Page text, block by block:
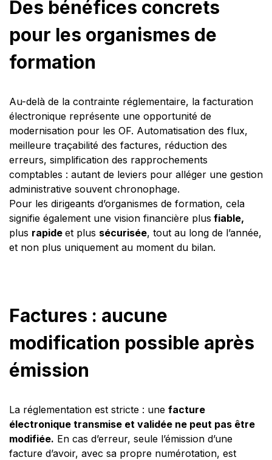
Des bénéfices concrets
pour les organismes de
formation
Au-delà de la contrainte réglementaire, la facturation
électronique représente une opportunité de
modernisation pour les OF. Automatisation des flux,
meilleure traçabilité des factures, réduction des
erreurs, simplification des rapprochements
comptables : autant de leviers pour alléger une gestion
administrative souvent chronophage.
Pour les dirigeants d’organismes de formation, cela
signifie également une vision financière plus fiable,
plus rapide et plus sécurisée, tout au long de l’année,
et non plus uniquement au moment du bilan.
Factures : aucune
modification possible après
émission
La réglementation est stricte : une facture
électronique transmise et validée ne peut pas être
modifiée. En cas d’erreur, seule l’émission d’une
facture d’avoir, avec sa propre numérotation, est